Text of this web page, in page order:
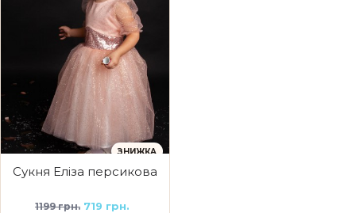
ЗНИЖКА
Сукня Еліза персикова
1199 грн. 719 грн.